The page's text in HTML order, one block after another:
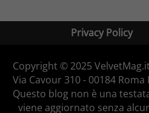
Privacy Policy
Copyright © 2025
Via Cavour 310 - 00184 Roma
Questo blog non è una
viene aggiornato senza